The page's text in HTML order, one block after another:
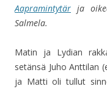
Aapramintytär ja
Salmela.
Matin ja Lydian
setänsä Juho Anttilan
ja Matti oli tullut